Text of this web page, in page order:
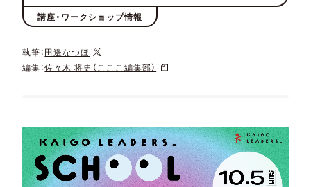
講座・ワークショップ情報
執筆： 田邉なつほ
編集：佐々木 将史（こここ編集部）